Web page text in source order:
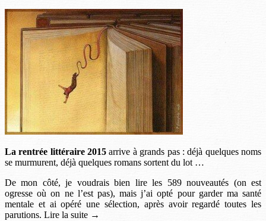
La rentrée littéraire 2015 arrive à grands pas : déjà quelques noms
se murmurent, déjà quelques romans sortent du lot …
De mon côté, je voudrais bien lire les 589 nouveautés (on est
ogresse où on ne l’est pas), mais j’ai opté pour garder ma santé
mentale et ai opéré une sélection, après avoir regardé toutes les
parutions. Lire la suite →